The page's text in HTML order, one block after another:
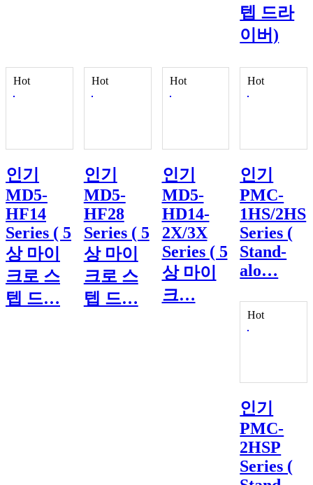
텝 드라
이버)
Hot
인기
MD5-
HF14
Series ( 5
상 마이
크로 스
텝 드…
Hot
인기
MD5-
HF28
Series ( 5
상 마이
크로 스
텝 드…
Hot
인기
MD5-
HD14-
2X/3X
Series ( 5
상 마이
크…
Hot
인기
PMC-
1HS/2HS
Series (
Stand-
alo…
Hot
인기
PMC-
2HSP
Series (